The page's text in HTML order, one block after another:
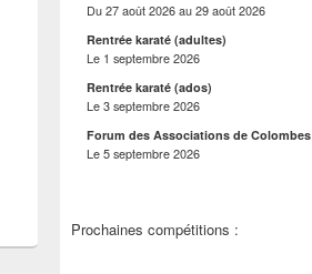
Jutsu
Du27 août 2026au29 août 2026
Rentrée karaté (adultes)
Le 1 septembre 2026
Rentrée karaté (ados)
Le3 septembre 2026
Forum des Associations de Colombes
Le5 septembre 2026
Prochaines compétitions :